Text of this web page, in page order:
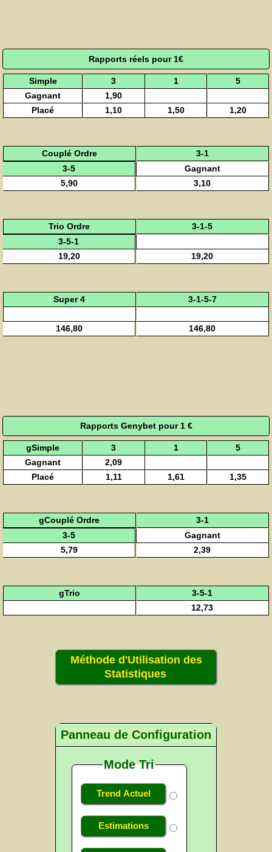
Rapports réels pour 1€
Simple 3 1
5
Gagnant
1,90
Placé
1,10 1,50 1,20
Couplé Ordre
3-1
3-5
Gagnant
5,90
3,10
Trio Ordre
3-1-5
3-5-1
19,20
19,20
Super 4 3-1-5-7
146,80 146,80
Rapports Genybet pour 1 €
gSimple 3 1
5
Gagnant
2,09
Placé
1,11 1,61 1,35
gCouplé Ordre
3-1
3-5
Gagnant
5,79
2,39
gTrio
3-5-1
12,73
Méthode d'Utilisation des
Statistiques
Panneau de Configuration
Mode Tri
Trend Actuel
Estimations